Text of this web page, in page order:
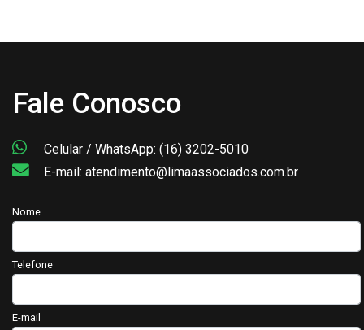
Fale Conosco
Celular / WhatsApp: (16) 3202-5010
E-mail: atendimento@limaassociados.com.br
Nome
Telefone
E-mail